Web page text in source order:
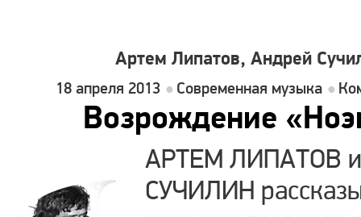
Артем Липатов, Андрей
18 апреля 2013 Современная музыка
Возрождение
АРТЕМ ЛИПАТОВ
СУЧИЛИН